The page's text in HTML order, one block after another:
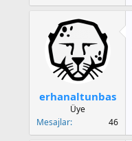
erhanaltunbas
Üye
Mesajlar
46